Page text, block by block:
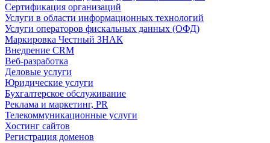
Сертификация организаций
Услуги в области информационных технологий
Услуги операторов фискальных данных (ОФД)
Маркировка Честный ЗНАК
Внедрение CRM
Веб-разработка
Деловые услуги
Юридические услуги
Бухгалтерское обслуживание
Реклама и маркетинг, PR
Телекоммуникационные услуги
Хостинг сайтов
Регистрация доменов